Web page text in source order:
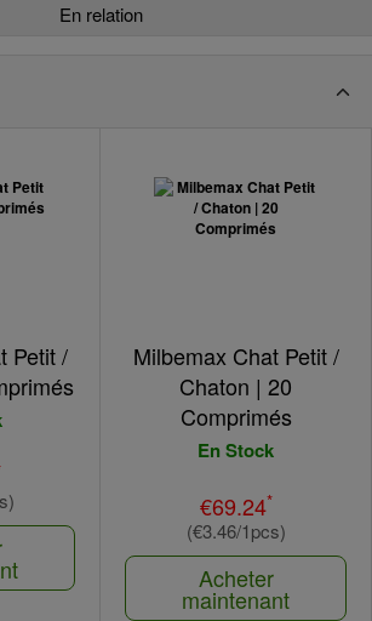
En relation
Petit /
Milbemax Chat Petit /
Chaton | 20
Comprimés
En Stock
€69.24*
(€3.46/1pcs)
Acheter
maintenant